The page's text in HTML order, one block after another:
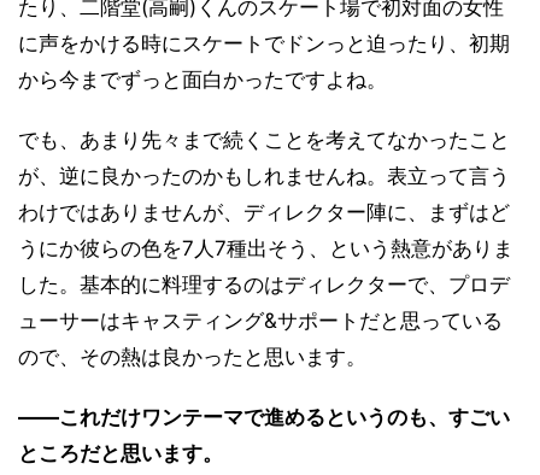
たり、二階堂(高嗣)くんのスケート場で初対面の女性
に声をかける時にスケートでドンっと迫ったり、初期
から今までずっと面白かったですよね。
でも、あまり先々まで続くことを考えてなかったこと
が、逆に良かったのかもしれませんね。表立って言う
わけではありませんが、ディレクター陣に、まずはど
うにか彼らの色を7人7種出そう、という熱意がありま
した。基本的に料理するのはディレクターで、プロデ
ューサーはキャスティング&サポートだと思っている
ので、その熱は良かったと思います。
――これだけワンテーマで進めるというのも、すごい
ところだと思います。